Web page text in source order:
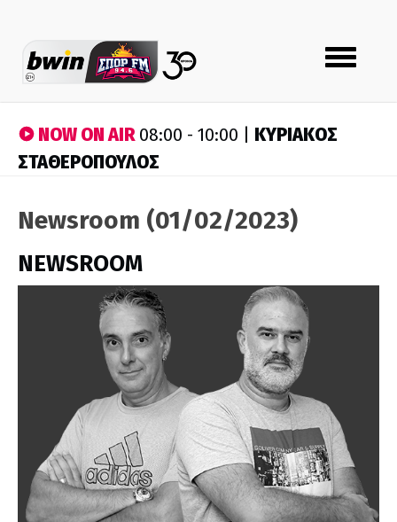
Toggle
navigation
NOW ON AIR08:00 - 10:00 | ΚΥΡΙΑΚΟΣ
ΣΤΑΘΕΡΟΠΟΥΛΟΣ
Newsroom (01/02/2023)
NEWSROOM